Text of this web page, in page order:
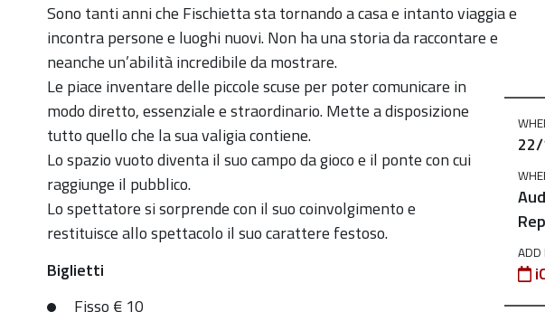
Fiaschetta
torna
a
casa
2023-
10-
22T17:00:00+02:00
2023-
22T19:00:00+02:00
Spettacolo
per
ADD
Sono tanti anni che Fischietta sta tornando a casa e intanto viaggia e
incontra persone e luoghi nuovi. Non ha una storia da raccontare e
neanche un’abilità incredibile da mostrare.
Le piace inventare delle piccole scuse per poter comunicare in
modo diretto, essenziale e straordinario. Mette a disposizione
tutto quello che la sua valigia contiene.
Lo spazio vuoto diventa il suo campo da gioco e il ponte con cui
raggiunge il pubblico.
Lo spettatore si sorprende con il suo coinvolgimento e
restituisce allo spettacolo il suo carattere festoso.
Biglietti
Fisso € 10